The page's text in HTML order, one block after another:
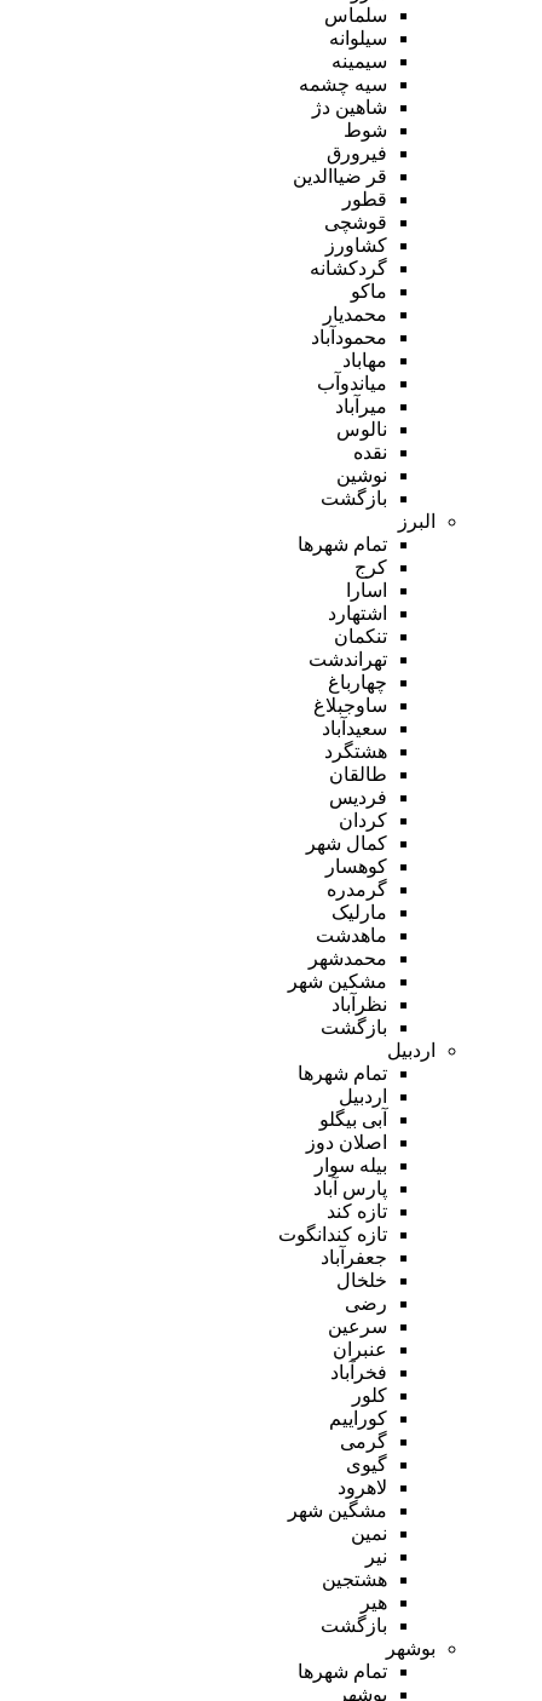
سلماس
سیلوانه
سیمینه
سیه چشمه
شاهین دژ
شوط
فیرورق
قر ضیاالدین
قطور
قوشچی
کشاورز
گردکشانه
ماکو
محمدیار
محمودآباد
مهاباد
میاندوآب
میرآباد
نالوس
نقده
نوشین
بازگشت
البرز
تمام شهر‌ها
کرج
اسارا
اشتهارد
تنکمان
تهراندشت
چهارباغ
ساوجبلاغ
سعیدآباد
هشتگرد
طالقان
فردیس
کردان
کمال شهر
کوهسار
گرمدره
مارلیک
ماهدشت
محمدشهر
مشکین شهر
نظرآباد
بازگشت
اردبیل
تمام شهر‌ها
اردبیل
آبی بیگلو
اصلان دوز
بیله سوار
پارس آباد
تازه کند
تازه کندانگوت
جعفرآباد
خلخال
رضی
سرعین
عنبران
فخرآباد
کلور
کوراییم
گرمی
گیوی
لاهرود
مشگین شهر
نمین
نیر
هشتجین
هیر
بازگشت
بوشهر
تمام شهر‌ها
بوشهر